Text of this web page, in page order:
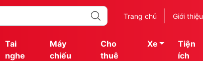
Trang chủ Giới thiệu
Tai
nghe
Máy
chiếu
Cho
thuê
Xe
Tiện
ích